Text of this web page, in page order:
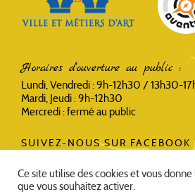
Horaires d'ouverture au public :
Lundi, Vendredi : 9h-12h30 / 13h30-
Mardi, Jeudi : 9h-12h30
Mercredi : fermé au public
SUIVEZ-NOUS SUR FACEBOOK
Ce site utilise des cookies et vous
que vous souhaitez activer.